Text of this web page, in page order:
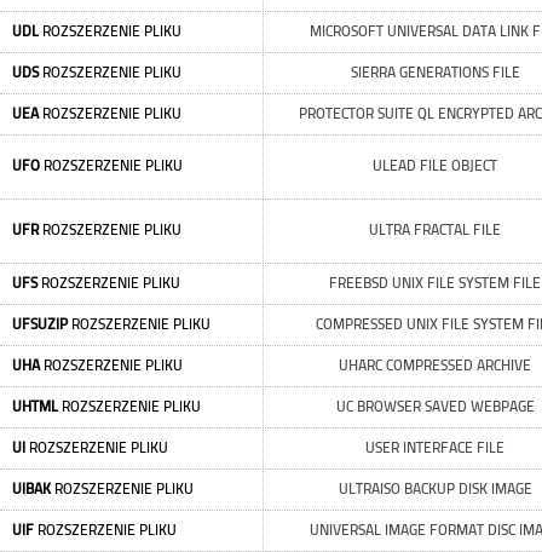
UDLROZSZERZENIE PLIKU MICROSOFT UNIVERSAL DATA LINK
UDSROZSZERZENIE PLIKU SIERRA GENERATIONS FILE
UEAROZSZERZENIE PLIKU PROTECTOR SUITE QL ENCRYPTED
UFO ROZSZERZENIE PLIKU ULEAD FILE OBJECT
UFRROZSZERZENIE PLIKU ULTRA FRACTAL FILE
UFSROZSZERZENIE PLIKU FREEBSD UNIX FILE SYSTEM FILE
UFSUZIPROZSZERZENIE PLIKU COMPRESSED UNIX FILE SYSTEM
UHAROZSZERZENIE PLIKU UHARC COMPRESSED ARCHIVE
UHTMLROZSZERZENIE PLIKU UC BROWSER SAVED WEBPAGE
UI ROZSZERZENIE PLIKU USER INTERFACE FILE
UIBAKROZSZERZENIE PLIKU ULTRAISO BACKUP DISK IMAGE
UIF ROZSZERZENIE PLIKU UNIVERSAL IMAGE FORMAT DISC